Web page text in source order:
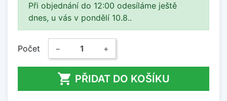
Při objednání do 12:00 odesíláme ještě
dnes, u vás v pondělí 10.8..
Počet − +
 PŘIDAT DO KOŠÍKU